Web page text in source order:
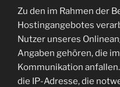
Zu den im Rahmen der
Hostingangebotes
Nutzer unseres
Angaben gehören, die
Kommunikation
die IP-Adresse, die